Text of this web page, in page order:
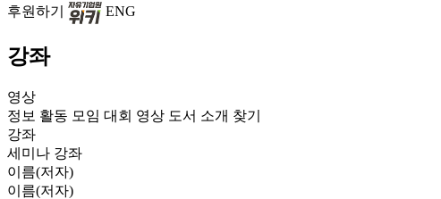
후원하기
ENG
강좌
영상
정보 활동 모임 대회 영상 도서 소개 찾기
강좌
세미나 강좌
이름(저자)
이름(저자)